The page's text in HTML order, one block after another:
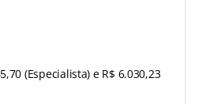
(Especialista) e R$ 6.030,23